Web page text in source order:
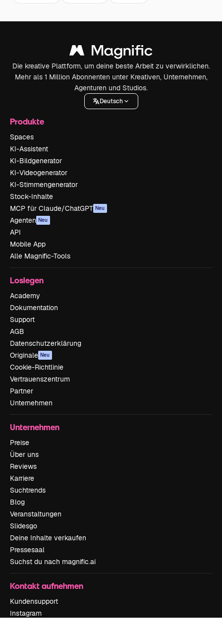
Die kreative Plattform, um deine beste Arbeit zu verwirklichen.
Mehr als 1 Million Abonnenten unter Kreativen, Unternehmen,
Agenturen und Studios.
Deutsch
Produkte
Spaces
KI-Assistent
KI-Bildgenerator
KI-Videogenerator
KI-Stimmengenerator
Stock-Inhalte
MCP für Claude/ChatGPT Neu
Agenten Neu
API
Mobile App
Alle Magnific-Tools
Loslegen
Academy
Dokumentation
Support
AGB
Datenschutzerklärung
Originale Neu
Cookie-Richtlinie
Vertrauenszentrum
Partner
Unternehmen
Unternehmen
Preise
Über uns
Reviews
Karriere
Suchtrends
Blog
Veranstaltungen
Slidesgo
Deine Inhalte verkaufen
Pressesaal
Suchst du nach magnific.ai
Kontakt aufnehmen
Kundensupport
Instagram